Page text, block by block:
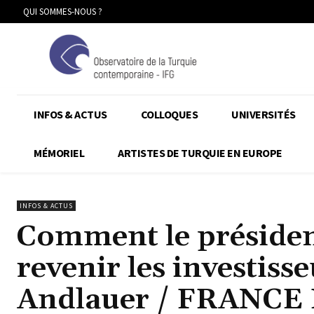
QUI SOMMES-NOUS ?
INFOS & ACTUS COLLOQUES UNIVERSITÉS
MÉMORIEL ARTISTES DE TURQUIE EN EUROPE
INFOS & ACTUS
Comment le
revenir les
Andlauer / FRANCE